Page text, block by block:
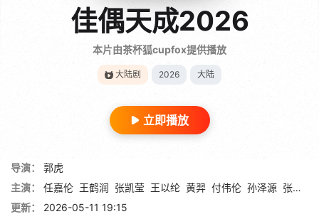
佳偶天成2026
本片由茶杯狐cupfox提供播放
大陆剧 2026 大陆
立即播放
导演：
郭虎
主演：
任嘉伦 王鹤润 张凯莹 王以纶 黄羿 付伟伦 孙泽源 张祎格
更新：
2026-05-11 19:15